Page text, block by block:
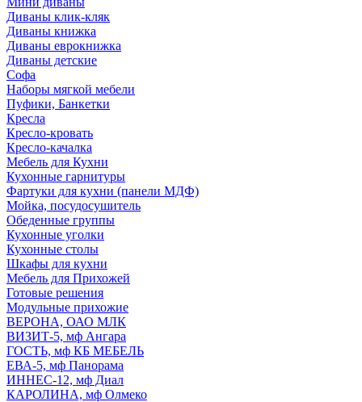
Диваны клик-кляк
Диваны книжка
Диваны еврокнижка
Диваны детские
Софа
Наборы мягкой мебели
Пуфики, Банкетки
Кресла
Кресло-кровать
Кресло-качалка
Мебель для Кухни
Кухонные гарнитуры
Фартуки для кухни (панели МДФ)
Мойка, посудосушитель
Обеденные группы
Кухонные уголки
Кухонные столы
Шкафы для кухни
Мебель для Прихожей
Готовые решения
Модульные прихожие
ВЕРОНА, ОАО МЛК
ВИЗИТ-5, мф Ангара
ГОСТЬ, мф КБ МЕБЕЛЬ
ЕВА-5, мф Панорама
ИННЕС-12, мф Диал
КАРОЛИНА, мф Олмеко